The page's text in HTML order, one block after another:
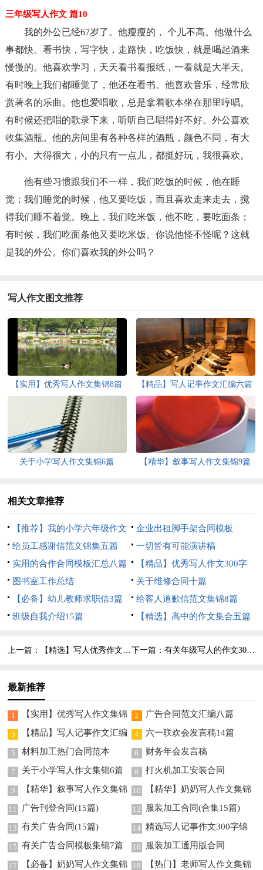
三年级写人作文 篇10
我的外公已经67岁了。他瘦瘦的， 个儿不高。他做什么
事都快。看书快，写字快，走路快，吃饭快，就是喝起酒来
慢慢的。他喜欢学习，天天看书看报纸，一看就是大半天。
有时晚上我们都睡觉了，他还在看书。他喜欢音乐，经常欣
赏著名的乐曲。他也爱唱歌，总是拿着歌本坐在那里哼唱。
有时候还把唱的歌录下来，听听自己唱得好不好。外公喜欢
收集酒瓶。他的房间里有各种各样的酒瓶，颜色不同，有大
有小。大得很大，小的只有一点儿，都挺好玩，我很喜欢。
他有些习惯跟我们不一样，我们吃饭的时候，他在睡
觉；我们睡觉的时候，他又要吃饭，而且喜欢走来走去，搅
得我们睡不着觉。晚上，我们吃米饭，他不吃，要吃面条；
有时候，我们吃面条他又要吃米饭。你说他怪不怪呢？这就
是我的外公。你们喜欢我的外公吗？
写人作文图文推荐
【实用】优秀写人作文集锦8篇 【精品】写人记事作文汇编六篇
关于小学写人作文集锦6篇 【精华】叙事写人作文集锦9篇
相关文章推荐
【推荐】我的小学六年级作文
3篇
企业出租脚手架合同模板
给员工感谢信范文锦集五篇
一切皆有可能演讲稿
实用的合作合同模板汇总八篇
【精品】优秀写人作文300字
汇编六篇
图书室工作总结
关于维修合同十篇
【必备】幼儿教师求职信3篇
给客人道歉信范文集锦8篇
班级自我介绍15篇
【精选】高中的作文集合五篇
上一篇： 【精选】写人优秀作文300字合集五篇 下一篇： 有关年级写人的作文300字锦集9篇
最新推荐
1
【实用】优秀写人作文集锦
8篇
2 广告合同范文汇编八篇
3
【精品】写人记事作文汇编
六篇
4 六一联欢会发言稿14篇
5 材料加工热门合同范本 6 财务年会发言稿
7 关于小学写人作文集锦6篇 8 打火机加工安装合同
9
【精华】叙事写人作文集锦
9篇
10
【精华】奶奶写人作文集锦
8篇
11 广告刊登合同(15篇) 12 服装加工合同(合集15篇)
13 有关广告合同(15篇) 14 精选写人记事作文300字锦
集5篇
15 有关广告合同模板集锦7篇 16 服装加工通用版合同
17 【必备】奶奶写人作文集锦 18 【热门】老师写人作文集锦